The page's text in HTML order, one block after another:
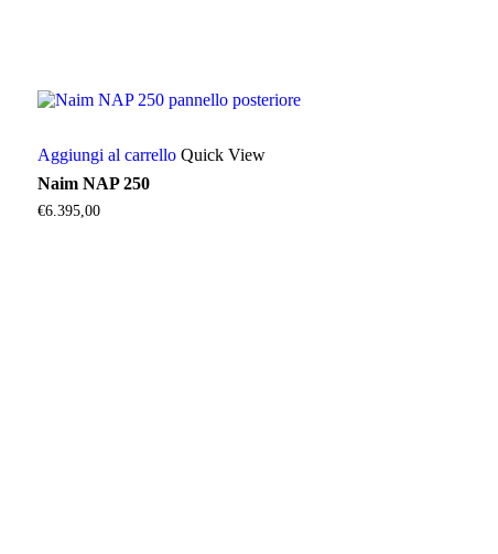
Aggiungi al carrello Quick View
Naim NAP 250
€6.395,00